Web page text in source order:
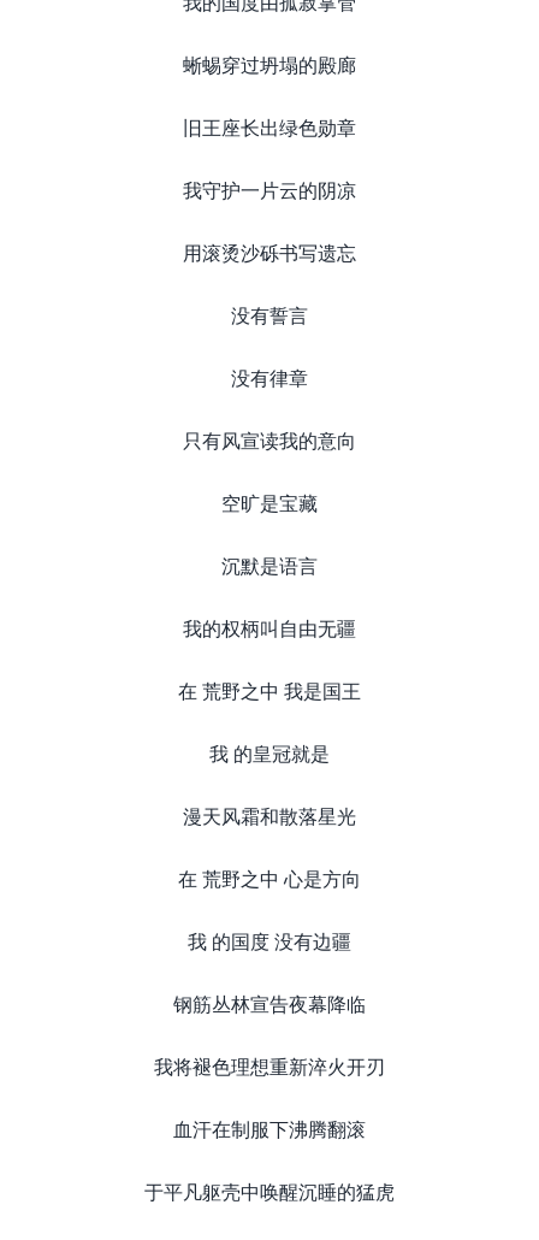
蜥蜴穿过坍塌的殿廊
旧王座长出绿色勋章
我守护一片云的阴凉
用滚烫沙砾书写遗忘
没有誓言
没有律章
只有风宣读我的意向
空旷是宝藏
沉默是语言
我的权柄叫自由无疆
在 荒野之中 我是国王
我 的皇冠就是
漫天风霜和散落星光
在 荒野之中 心是方向
我 的国度 没有边疆
钢筋丛林宣告夜幕降临
我将褪色理想重新淬火开刃
血汗在制服下沸腾翻滚
于平凡躯壳中唤醒沉睡的猛虎